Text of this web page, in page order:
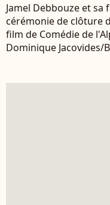
Jamel Debbouze et
cérémonie de clôture
film de Comédie de
Dominique Jacovides/